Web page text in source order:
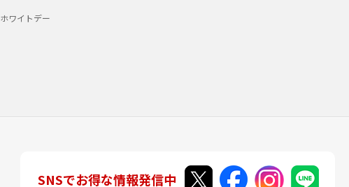
ホワイトデー
SNSでお得な情報発信中